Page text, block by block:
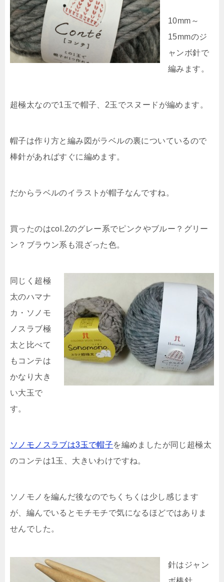
10mm～
15mmのジ
ャンボ針で
編みます。
超極太なので1玉で帽子、2玉でスヌードが編めます。
帽子は作り方と編み図がラベルの裏についているので
棒針があればすぐに編めます。
だからラベルのイラストが帽子なんですね。
買ったのはcol.2のグレー系でピンクやブルー？グリー
ン？ブラウン系も混ざった色。
同じく超極
太のハマナ
カ・ソノモ
ノスラブ極
太と比べて
もコンテは
かなり大き
い大玉で
す。
ソノモノスラブは3玉で帽子を編めましたが同じ超極太
のコンテは1玉、大きいわけですね。
ソノモノを編んだ後なのでちくちくは少し感じます
が、編んでいるとモチモチで気になるほどではありま
せんでした。
針はジャン